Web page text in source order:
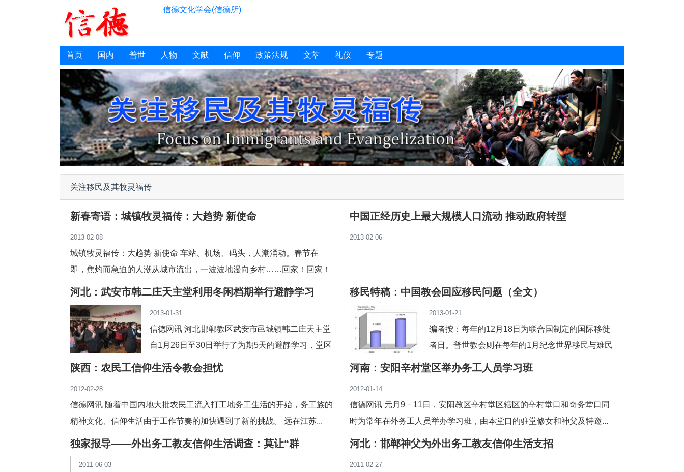
信德文化学会(信德所)
首页 国内 普世 人物 文献 信仰 政策法规 文萃 礼仪 专题
关注移民及其牧灵福传
新春寄语：城镇牧灵福传：大趋势 新使命
2013-02-08
城镇牧灵福传：大趋势 新使命 车站、机场、码头，人潮涌动。春节在
即，焦灼而急迫的人潮从城市流出，一波波地漫向乡村……回家！回家！
春...
中国正经历史上最大规模人口流动 推动政府转型
2013-02-06
河北：武安市韩二庄天主堂利用冬闲档期举行避静学习
2013-01-31
信德网讯 河北邯郸教区武安市邑城镇韩二庄天主堂
自1月26日至30日举行了为期5天的避静学习，堂区
的李孔生神父特别邀请了著名的传教员李...
移民特稿：中国教会回应移民问题（全文）
2013-01-21
编者按：每年的12月18日为联合国制定的国际移徙
者日。普世教会则在每年的1月纪念世界移民与难民
日。普世教会将第98届世界移民与难民日（W...
陕西：农民工信仰生活令教会担忧
2012-02-28
信德网讯 随着中国内地大批农民工流入打工地务工生活的开始，务工族的
精神文化、信仰生活由于工作节奏的加快遇到了新的挑战。 远在江苏...
河南：安阳辛村堂区举办务工人员学习班
2012-01-14
信德网讯 元月9－11日，安阳教区辛村堂区辖区的辛村堂口和奇务堂口同
时为常年在外务工人员举办学习班，由本堂口的驻堂修女和神父及特邀...
独家报导——外出务工教友信仰生活调查：莫让“群
羊”成“亡羊”
2011-06-03
河北：邯郸神父为外出务工教友信仰生活支招
2011-02-27